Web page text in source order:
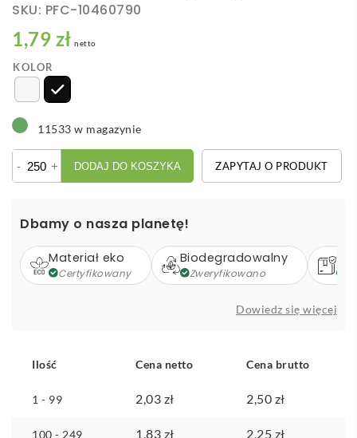
SKU: PFC-10460790
1,79 zł netto
KOLOR
11533 w magazynie
-
Buna
na
tablet
telefon
pochodzących
recyklingu
+ DODAJ DO KOSZYKA ZAPYTAJ O PRODUKT
Dbamy o nasza planetę!
Materiał eko
Certyfikowany
Biodegradowalny
Zweryfikowano
Dowiedz się więcej
Ilość Cena netto Cena brutto
1 - 99 2,03 zł 2,50 zł
100 - 249 1,83 zł 2,25 zł